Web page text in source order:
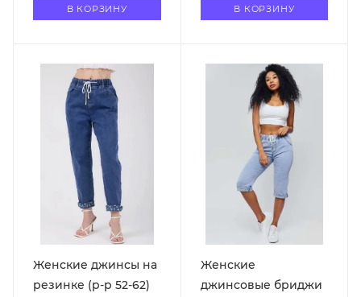
В КОРЗИНУ В КОРЗИНУ
Женские джинсы на
резинке (р-р 52-62)
Женские
джинсовые бриджи